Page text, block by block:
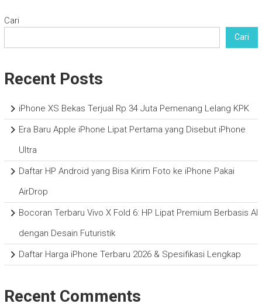
Cari
Cari
Recent Posts
iPhone XS Bekas Terjual Rp 34 Juta Pemenang Lelang KPK
Era Baru Apple iPhone Lipat Pertama yang Disebut iPhone
Ultra
Daftar HP Android yang Bisa Kirim Foto ke iPhone Pakai
AirDrop
Bocoran Terbaru Vivo X Fold 6: HP Lipat Premium Berbasis AI
dengan Desain Futuristik
Daftar Harga iPhone Terbaru 2026 & Spesifikasi Lengkap
Recent Comments